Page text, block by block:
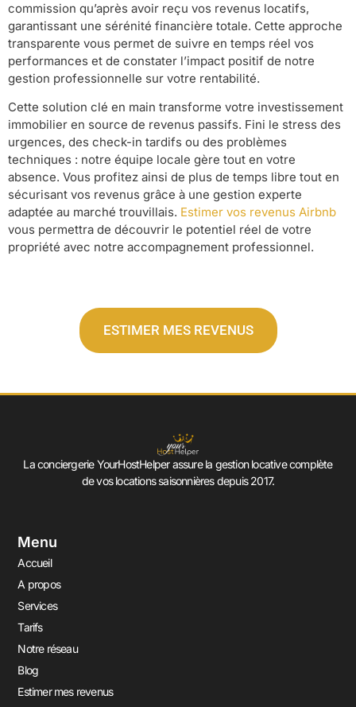
commission qu’après avoir reçu vos revenus locatifs,
garantissant une sérénité financière totale. Cette approche
transparente vous permet de suivre en temps réel vos
performances et de constater l’impact positif de notre
gestion professionnelle sur votre rentabilité.
Cette solution clé en main transforme votre investissement
immobilier en source de revenus passifs. Fini le stress des
urgences, des check-in tardifs ou des problèmes
techniques : notre équipe locale gère tout en votre
absence. Vous profitez ainsi de plus de temps libre tout en
sécurisant vos revenus grâce à une gestion experte
adaptée au marché trouvillais. Estimer vos revenus Airbnb
vous permettra de découvrir le potentiel réel de votre
propriété avec notre accompagnement professionnel.
ESTIMER MES REVENUS
La conciergerie YourHostHelper assure la gestion locative complète
de vos locations saisonnières depuis 2017.
Menu
Accueil
A propos
Services
Tarifs
Notre réseau
Blog
Estimer mes revenus